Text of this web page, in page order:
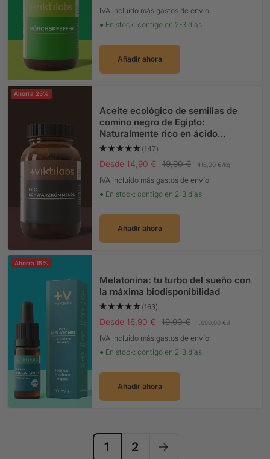
IVA incluido más gastos de envío
● En stock: contigo en 2-3 días
Añadir ahora
Ahorra 25%
Aceite ecológico de semillas de
comino negro de Egipto:
Naturalmente rico en ácido
linoleico
(147)
Precio Oferta
Desde 14,90 € Precio normal
19,90 € 416,20 €/kg
IVA incluido más gastos de envío
● En stock: contigo en 2-3 días
Añadir ahora
Ahorra 15%
Melatonina: tu turbo del sueño con
la máxima biodisponibilidad
(163)
Precio Oferta
Desde 16,90 € Precio normal
19,90 € 1.690,00 €/l
IVA incluido más gastos de envío
● En stock: contigo en 2-3 días
Añadir ahora
1 2